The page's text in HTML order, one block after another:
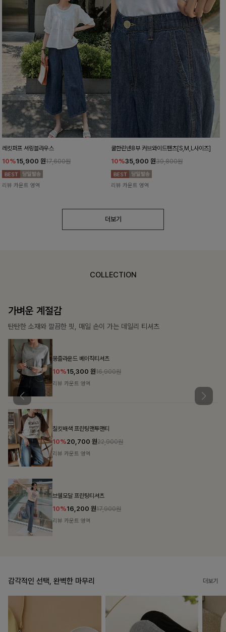
레킷퍼프 셔링블라우스
10%15,900 원17,600원
리뷰 카운트 영역
쿨한린넨8부 커브와이드팬츠[S,M,L사이즈]
10%35,900 원39,800원
리뷰 카운트 영역
더보기
COLLECTION
가장 쉬운 코디
특별한 날부터 일상까지 함께하는 룩
감각적인 선택, 완벽한 마무리 더보기